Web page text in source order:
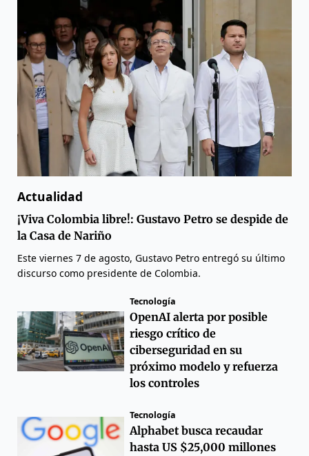
Actualidad
¡Viva Colombia libre!: Gustavo Petro se despide de
la Casa de Nariño
Este viernes 7 de agosto, Gustavo Petro entregó su último
discurso como presidente de Colombia.
Tecnología
OpenAI alerta por posible
riesgo crítico de
ciberseguridad en su
próximo modelo y refuerza
los controles
Tecnología
Alphabet busca recaudar
hasta US $25,000 millones